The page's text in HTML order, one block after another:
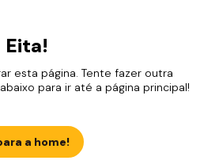
Eita!
esta página. Tente fazer outra
para ir até a página principal!
a home!